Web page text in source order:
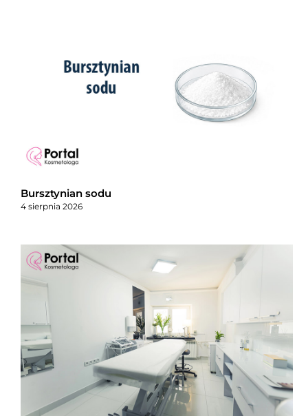
Bursztynian sodu
4 sierpnia 2026